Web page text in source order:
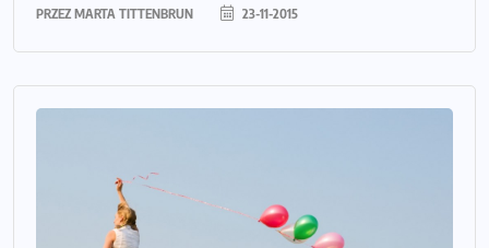
PRZEZ MARTA TITTENBRUN 23-11-2015